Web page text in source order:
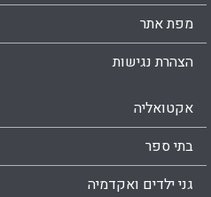
מפת אתר
הצהרת נגישות
אקטואליה
בתי ספר
גני ילדים ואקדמיה